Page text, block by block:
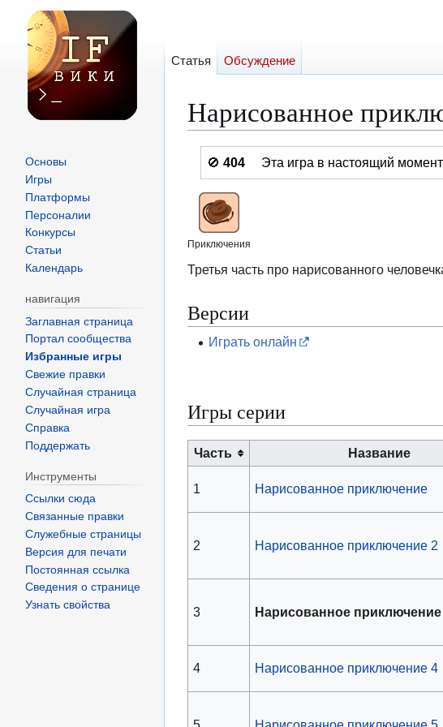
Нарисованное
Перейти
навигации
Перейти
поиску
🚫404 Эта игра в настоящий момент
Приключения
Третья часть про нарисованного
Версии
Играть онлайн
Игры серии
Часть Название
1 Нарисованное приключение
2 Нарисованное приключение 2
3 Нарисованное приключение
4 Нарисованное приключение 4
Статья Обсуждение
Основы
Игры
Платформы
Персоналии
Конкурсы
Статьи
Календарь
навигация
Заглавная страница
Портал сообщества
Избранные игры
Свежие правки
Случайная страница
Случайная игра
Справка
Поддержать
Инструменты
Ссылки сюда
Связанные правки
Служебные страницы
Версия для печати
Постоянная ссылка
Сведения о странице
Узнать свойства